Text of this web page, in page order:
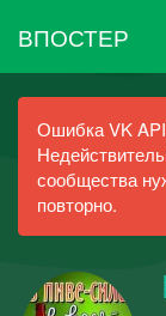
ВПОСТЕР
Ошибка VK
сообщества
повторно.